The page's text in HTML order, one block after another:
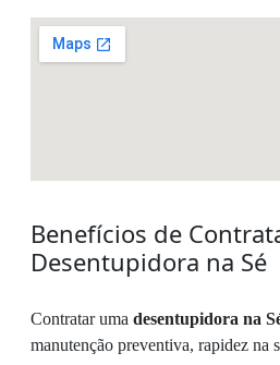
Benefícios de
Desentupidora na Sé
Contratar uma desentupidora na
manutenção preventiva, rapidez na